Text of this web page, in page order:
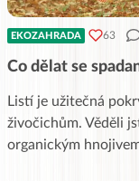
EKOZAHRADA 63
Co dělat se
Listí je užitečná
živočichům. Věděli
organickým